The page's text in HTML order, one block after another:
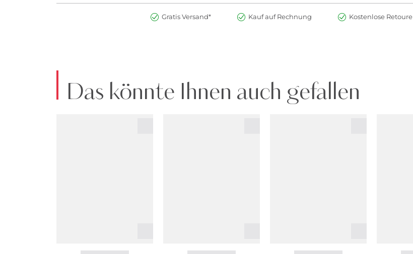
Gratis Versand* Kauf auf Rechnung Kostenlose Retoure
Das könnte Ihnen auch gefallen